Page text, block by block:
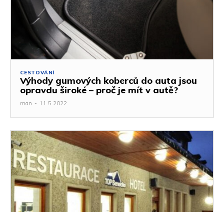
CESTOVÁNÍ
Výhody gumových koberců do auta jsou
opravdu široké – proč je mít v autě?
man - 11.5.2022